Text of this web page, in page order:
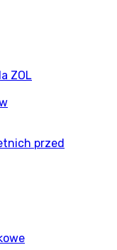
ZOL
przed